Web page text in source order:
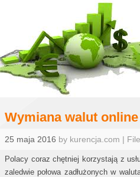
Wymiana walut
25 maja 2016 by kurencja.com |
Polacy coraz chętniej korzystają z
zaledwie połowa zadłużonych w